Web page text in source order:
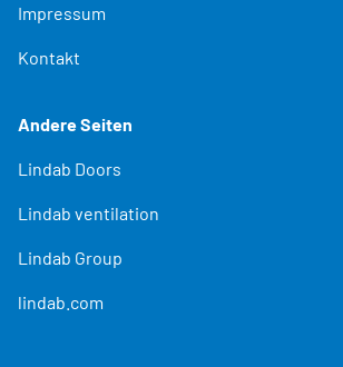
Impressum
Kontakt
Andere Seiten
Lindab Doors
Lindab ventilation
Lindab Group
lindab.com